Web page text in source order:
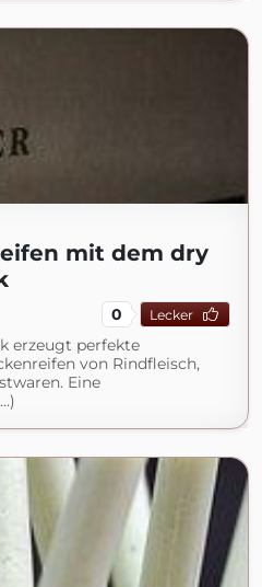
mit dem dry
0 Lecker
erzeugt perfekte
von Rindfleisch,
Eine